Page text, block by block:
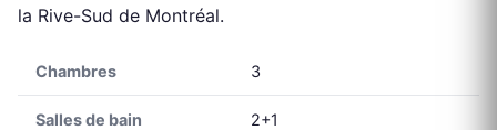
la Rive-Sud de Montréal.
Chambres 3
Salles de bain 2+1